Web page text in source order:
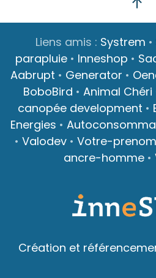
Liens amis : Systrem •
parapluie• Inneshop •
Aabrupt • Generator •
BoboBird • Animal Chéri
canopée development •
Energies •
• Valodev • Votre-
ancre-homme•
Création et